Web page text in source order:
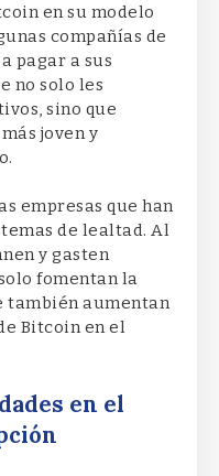
en su modelo
compañías de
pagar a sus
no solo les
sino que
joven y
empresas que han
de lealtad. Al
y gasten
fomentan la
también aumentan
Bitcoin en el
en el